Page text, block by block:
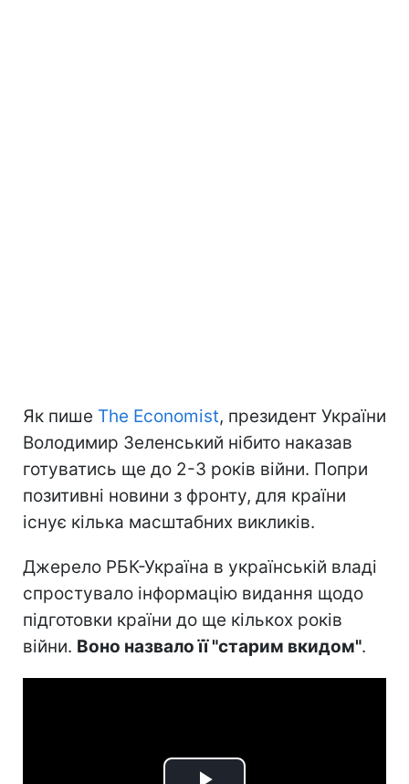
Як пише The Economist, президент України
Володимир Зеленський нібито наказав
готуватись ще до 2-3 років війни. Попри
позитивні новини з фронту, для країни
існує кілька масштабних викликів.
Джерело РБК-Україна в українській владі
спростувало інформацію видання щодо
підготовки країни до ще кількох років
війни. Воно назвало її "старим вкидом".